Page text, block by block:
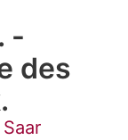
-
des